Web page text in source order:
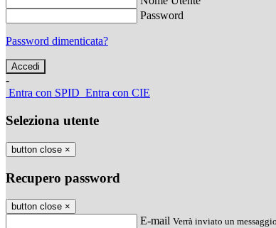
Password
Password dimenticata?
-
Entra con SPID Entra con CIE
Seleziona utente
button close ×
Recupero password
button close ×
E-mail Verrà inviato un